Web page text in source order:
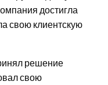
достигла
свою клиентскую
решение
свою